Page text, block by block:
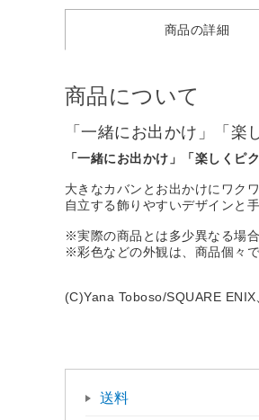
商品の詳細
商品について
「一緒にお出かけ」「
「一緒にお出かけ」「楽しくピ
大きなカバンとお出かけにワク
自立する飾りやすいデザインと
※実際の商品とは多少異なる場合
※彩色などの外観は、商品個々
(C)Yana Toboso/SQUARE
送料